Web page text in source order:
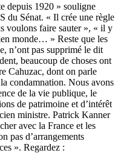
depuis 1920 » souligne
du Sénat. « Il crée une règle
voulons faire sauter », « il y
monde… » Reste que les
n’ont pas supprimé le dit
beaucoup de choses ont
Cahuzac, dont on parle
condamnation. Nous avons
de la vie publique, le
de patrimoine et d’intérêt
ministre. Patrick Kanner
avec la France et les
pas d’arrangements
». Regardez :